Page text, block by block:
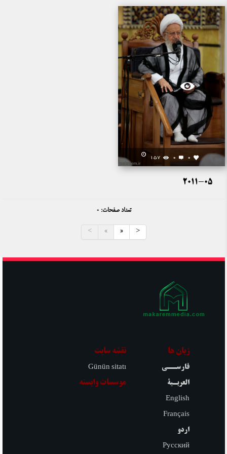
0
0
157
2011-05
تعداد صفحات: 0
< « » >
زبان ها
فارســی
العربـیة
English
Français
اردو
Русский
نقشه سایت
Günün sitatı
موسسات وابسته